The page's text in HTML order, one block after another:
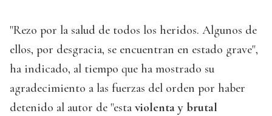
"Rezo por la salud de todos los heridos. Algunos de
ellos, por desgracia, se encuentran en estado grave",
ha indicado, al tiempo que ha mostrado su
agradecimiento a las fuerzas del orden por haber
detenido al autor de "esta violenta y brutal